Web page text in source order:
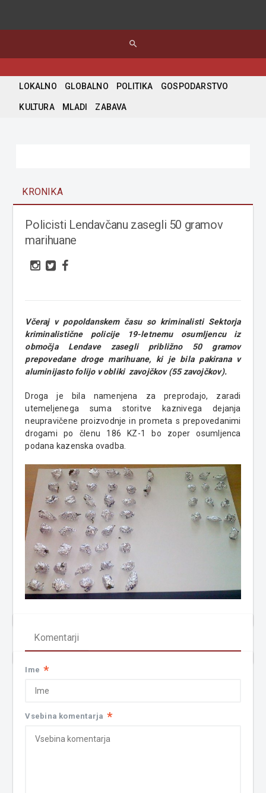
search
LOKALNO GLOBALNO POLITIKA GOSPODARSTVO
KULTURA MLADI ZABAVA
KRONIKA
Policisti Lendavčanu zasegli 50 gramov
marihuane
Včeraj v popoldanskem času so kriminalisti Sektorja
kriminalistične policije 19-letnemu osumljencu iz
območja Lendave zasegli približno 50 gramov
prepovedane droge marihuane, ki je bila pakirana v
aluminijasto folijo v obliki zavojčkov (55 zavojčkov).
Droga je bila namenjena za preprodajo, zaradi
utemeljenega suma storitve kaznivega dejanja
neupravičene proizvodnje in prometa s prepovedanimi
drogami po členu 186 KZ-1 bo zoper osumljenca
podana kazenska ovadba.
Komentarji
Ime *
Vsebina komentarja *